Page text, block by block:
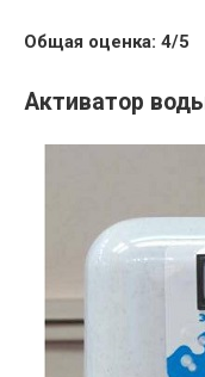
Общая оценка: 4/5
Активатор